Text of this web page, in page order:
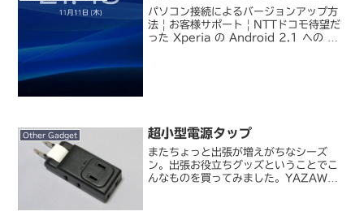
パソコン接続によるバージョンアップ方
法 | お客様サポート | NTTドコモ待望だ
った Xperia の Android 2.1 への OS
Other Gadget 超小型電源タップ
またちょっと出張が増えがちなシーズ
ン。出張お役立ちグッズということでこ
んなものを買ってみました。YAZAWA /